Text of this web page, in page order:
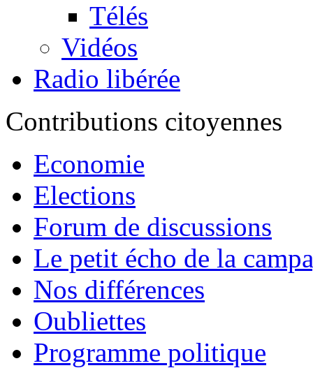
Télés
Vidéos
Radio libérée
Contributions citoyennes
Economie
Elections
Forum de discussions
Le petit écho de la
Nos différences
Oubliettes
Programme politique